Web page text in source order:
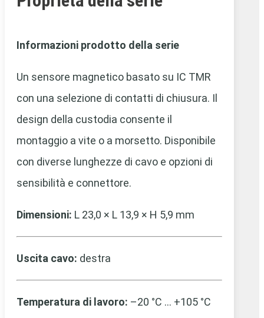
Informazioni prodotto della serie
Un sensore magnetico basato su IC TMR
con una selezione di contatti di chiusura. Il
design della custodia consente il
montaggio a vite o a morsetto. Disponibile
con diverse lunghezze di cavo e opzioni di
sensibilità e connettore.
Dimensioni: L 23,0 × L 13,9 × H 5,9 mm
Uscita cavo: destra
Temperatura di lavoro: –20 °C … +105 °C